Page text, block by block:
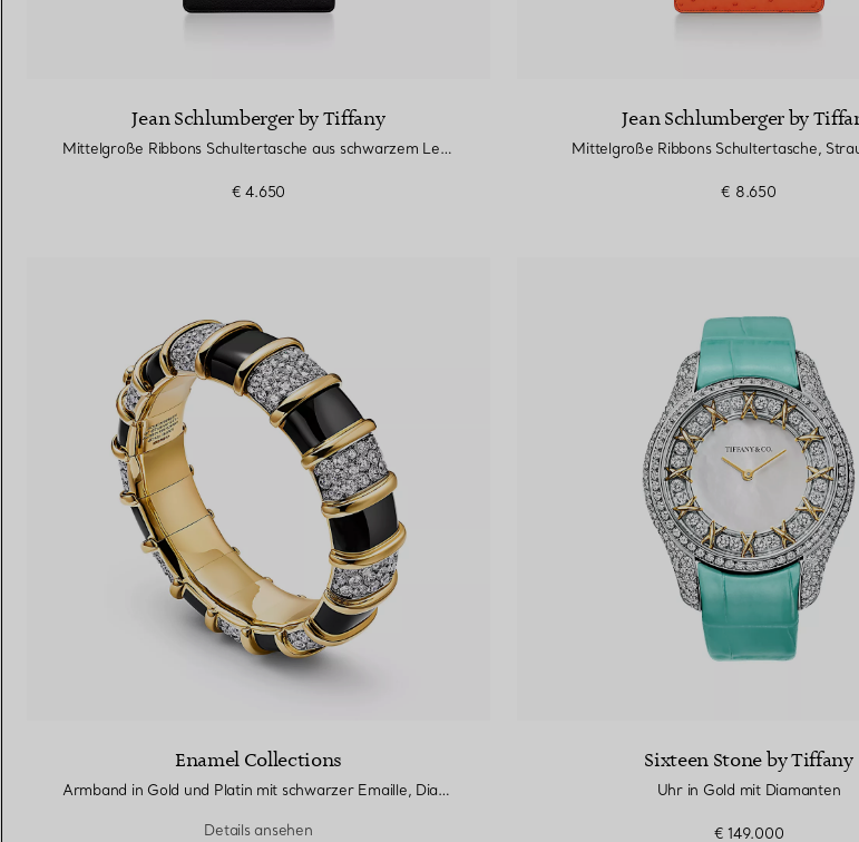
Jean Schlumberger by Tiffany
Mittelgroße Ribbons Schultertasche aus schwarzem Leder
€ 4.650
Jean Schlumberger by
Mittelgroße Ribbons Schultertasche,
€ 8.650
Enamel Collections
Armband in Gold und Platin mit schwarzer Emaille, Diamanten
Details ansehen
Sixteen Stone by Tiffany
Uhr in Gold mit Diamanten
€ 149.000